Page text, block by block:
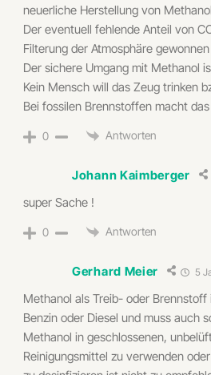
neuerliche Herstellung von
Der eventuell fehlende Anteil von
Filterung der Atmosphäre
Der sichere Umgang mit Methanol
Kein Mensch will das Zeug trinken
Bei fossilen Brennstoffen macht
0 Antworten
Johann Kaimberger
super Sache !
0 Antworten
Gerhard Meier 5
Methanol als Treib- oder
Benzin oder Diesel und muss auch
Methanol in geschlossenen,
Reinigungsmittel zu verwenden